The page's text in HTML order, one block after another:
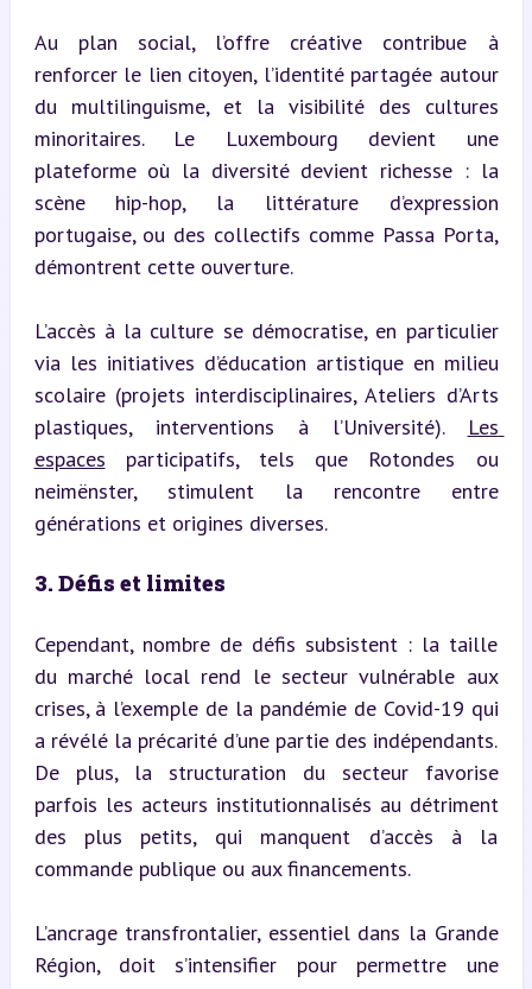
Au plan social, l’offre créative contribue à
renforcer le lien citoyen, l’identité partagée autour
du multilinguisme, et la visibilité des cultures
minoritaires. Le Luxembourg devient une
plateforme où la diversité devient richesse : la
scène hip-hop, la littérature d’expression
portugaise, ou des collectifs comme Passa Porta,
démontrent cette ouverture.
L’accès à la culture se démocratise, en particulier
via les initiatives d’éducation artistique en milieu
scolaire (projets interdisciplinaires, Ateliers d’Arts
plastiques, interventions à l’Université).
Les
espaces participatifs, tels que Rotondes ou
neimënster, stimulent la rencontre entre
générations et origines diverses.
3. Défis et limites
Cependant, nombre de défis subsistent : la taille
du marché local rend le secteur vulnérable aux
crises, à l’exemple de la pandémie de Covid-19 qui
a révélé la précarité d’une partie des indépendants.
De plus, la structuration du secteur favorise
parfois les acteurs institutionnalisés au détriment
des plus petits, qui manquent d’accès à la
commande publique ou aux financements.
L’ancrage transfrontalier, essentiel dans la Grande
Région, doit s’intensifier pour permettre une